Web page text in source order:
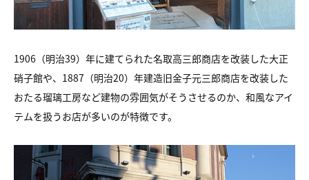
1906（明治39）年に建てられた名取高三郎商店を改装した大正
硝子館や、1887（明治20）年建造旧金子元三郎商店を改装した
おたる瑠璃工房など建物の雰囲気がそうさせるのか、和風なアイ
テムを扱うお店が多いのが特徴です。